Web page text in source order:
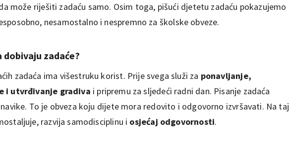
može riješiti zadaću samo. Osim toga, pišući djetetu zadaću pokazujemo
nesamostalno i nespremno za školske obveze.
dobivaju zadaće?
zadaća ima višestruku korist. Prije svega služi za ponavljanje,
i utvrđivanje gradiva i pripremu za sljedeći radni dan. Pisanje zadaća
To je obveza koju dijete mora redovito i odgovorno izvršavati. Na taj
razvija samodisciplinu i osjećaj odgovornosti.